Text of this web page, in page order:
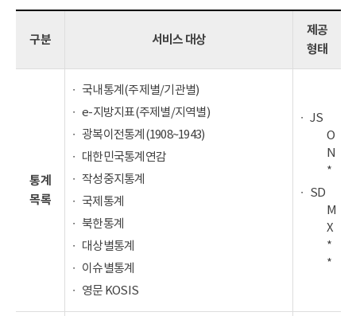
구분 서비스 대상
제공
형태
통계
목록
국내통계(주제별/기관별)
e-지방지표(주제별/지역별)
광복이전통계(1908~1943)
대한민국통계연감
작성중지통계
국제통계
북한통계
대상별통계
이슈별통계
영문 KOSIS
JS
O
N
*
SD
M
X
*
*